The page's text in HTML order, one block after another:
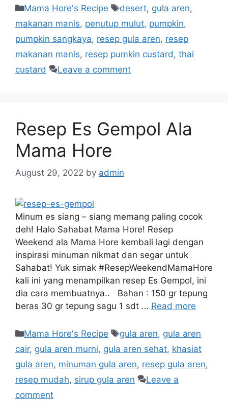
Mama Hore's Recipe desert, gula aren,
makanan manis, penutup mulut, pumpkin,
pumpkin sangkaya, resep gula aren, resep
makanan manis, resep pumkin custard , thai
custard
Leave a comment
Resep Es Gempol Ala
Mama Hore
August 29, 2022 by admin
Minum es siang – siang memang paling cocok
deh! Halo Sahabat Mama Hore! Resep
Weekend ala Mama Hore kembali lagi dengan
inspirasi minuman nikmat dan segar untuk
Sahabat! Yuk simak #ResepWeekendMamaHore
kali ini yang menampilkan resep Es Gempol, ini
dia cara membuatnya.. Bahan : 150 gr tepung
beras 30 gr tepung sagu 1 sdt … Read more
Mama Hore's Recipe gula aren, gula aren
cair, gula aren murni, gula aren sehat, khasiat
gula aren, minuman gula aren, resep gula aren,
resep mudah, sirup gula aren
Leave a
comment